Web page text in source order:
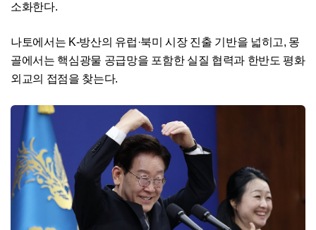
소화한다.
나토에서는 K-방산의 유럽·북미 시장 진출 기반을 넓히고, 몽
골에서는 핵심광물 공급망을 포함한 실질 협력과 한반도 평화
외교의 접점을 찾는다.